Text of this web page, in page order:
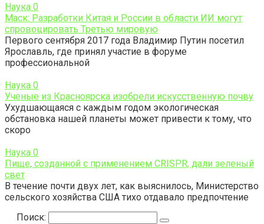
Наука 0
Маск: Разработки Китая и России в области ИИ могут
спровоцировать Третью мировую
Первого сентября 2017 года Владимир Путин посетил
Ярославль, где принял участие в форуме
профессиональной
Наука 0
Ученые из Красноярска изобрели искусственную почву
Ухудшающаяся с каждым годом экологическая
обстановка нашей планеты может привести к тому, что
скоро
Наука 0
Пище, созданной с применением CRISPR, дали зеленый
свет
В течение почти двух лет, как выяснилось, Министерство
сельского хозяйства США тихо отдавало предпочтение
Поиск: